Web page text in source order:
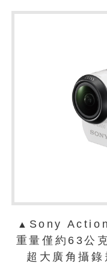
▲ Sony
重量僅約63公
超大廣角攝